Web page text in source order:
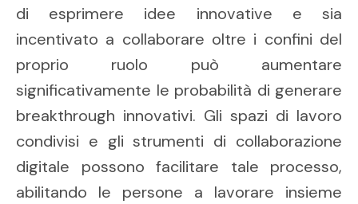
di esprimere idee innovative e sia
incentivato a collaborare oltre i confini del
proprio ruolo può aumentare
significativamente le probabilità di generare
breakthrough innovativi. Gli spazi di lavoro
condivisi e gli strumenti di collaborazione
digitale possono facilitare tale processo,
abilitando le persone a lavorare insieme